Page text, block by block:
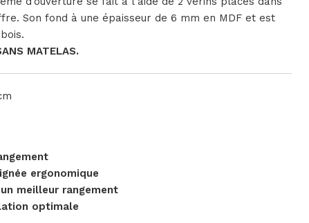
Son fond à une épaisseur de 6 mm en MDF et est
MATELAS.
ergonomique
meilleur rangement
optimale